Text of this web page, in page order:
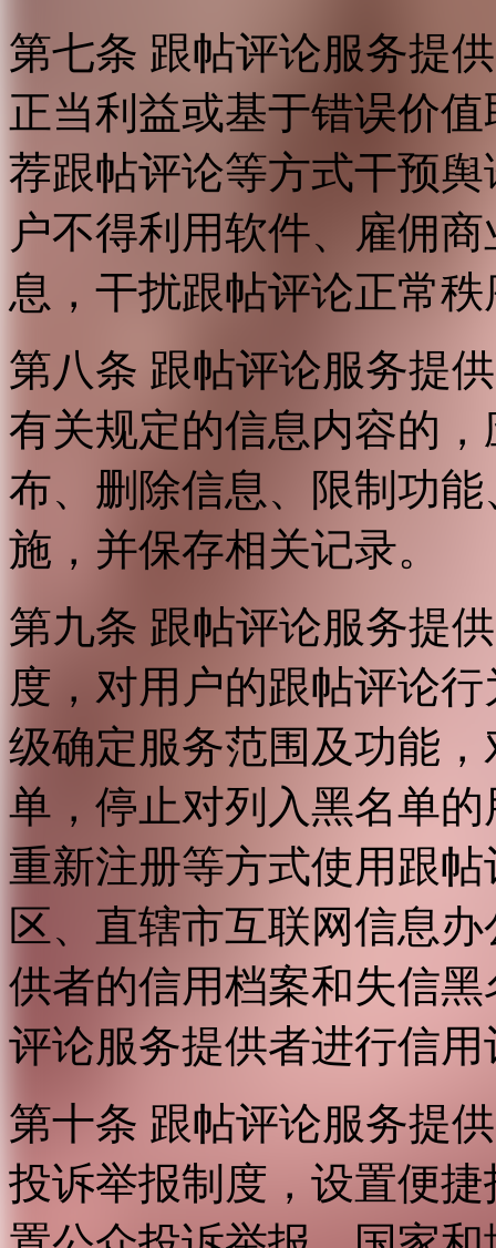
第七条 跟帖评论服务提
正当利益或基于错误价
荐跟帖评论等方式干预
户不得利用软件、雇佣
息，干扰跟帖评论正常
第八条 跟帖评论服务提
有关规定的信息内容的
布、删除信息、限制功
施，并保存相关记录。
第九条 跟帖评论服务提
度，对用户的跟帖评论
级确定服务范围及功能
单，停止对列入黑名单
重新注册等方式使用跟
区、直辖市互联网信息
供者的信用档案和失信
评论服务提供者进行信用
第十条 跟帖评论服务提
投诉举报制度，设置便